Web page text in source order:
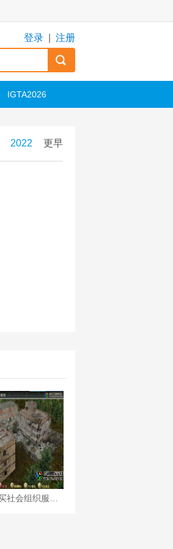
登录 注册
IGTA2026
2022 更早
政府购买社会组织服务项目—计算机虚拟现实